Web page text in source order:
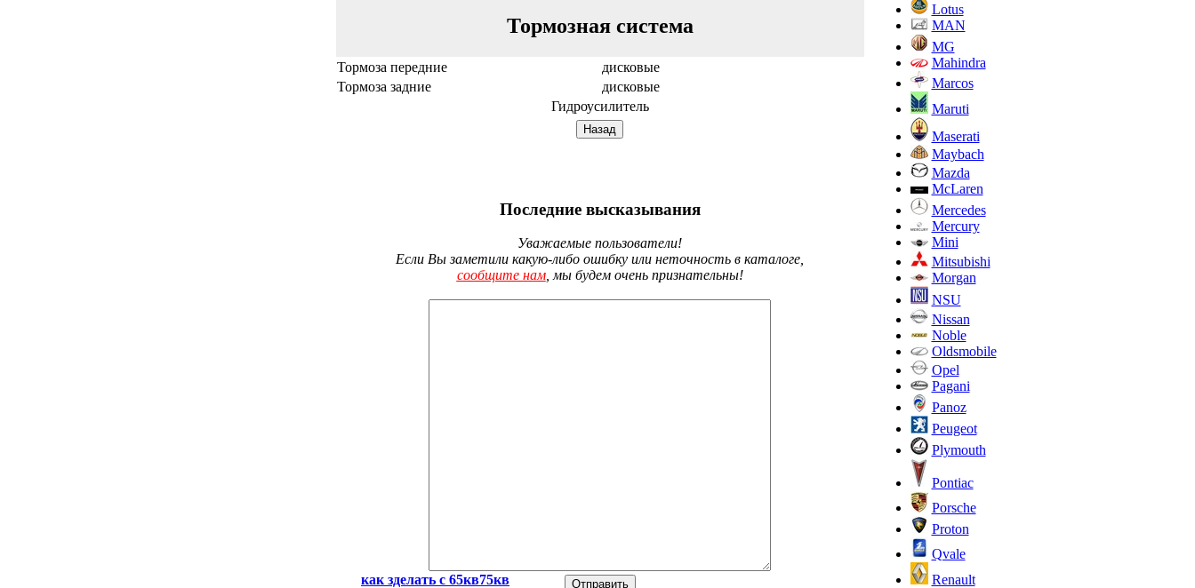
Тормозная система
Тормоза передние
дисковые
Тормоза задние
дисковые
Гидроусилитель
Последние высказывания
Уважаемые пользователи!
Если Вы заметили какую-либо ошибку или неточность в каталоге,
сообщите нам, мы будем очень признательны!
как зделать с 65кв75кв
Lotus
MAN
MG
Mahindra
Marcos
Maruti
Maserati
Maybach
Mazda
McLaren
Mercedes
Mercury
Mini
Mitsubishi
Morgan
NSU
Nissan
Noble
Oldsmobile
Opel
Pagani
Panoz
Peugeot
Plymouth
Pontiac
Porsche
Proton
Qvale
Renault